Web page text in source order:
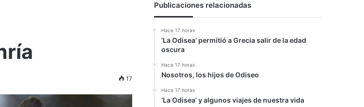
17
Publicaciones relacionadas
Hace 17 horas
‘La Odisea’ permitió a Grecia salir de la edad
oscura
Hace 17 horas
Nosotros, los hijos de Odiseo
Hace 17 horas
‘La Odisea’ y algunos viajes de nuestra vida